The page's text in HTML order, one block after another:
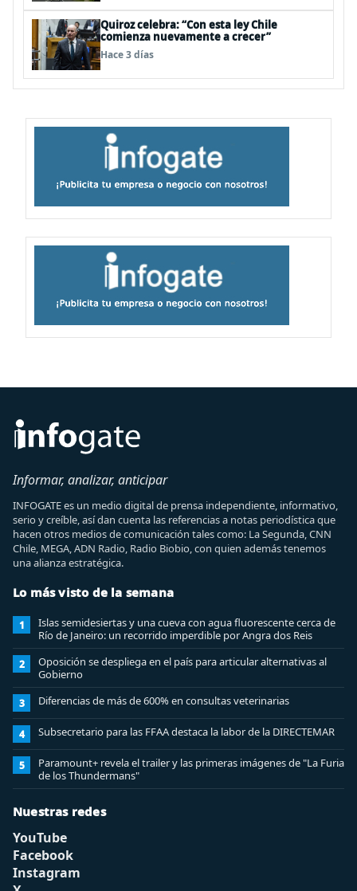
Quiroz celebra: “Con esta ley Chile
comienza nuevamente a crecer”
Hace 3 días
Informar, analizar, anticipar
INFOGATE es un medio digital de prensa independiente, informativo,
serio y creíble, así dan cuenta las referencias a notas periodística que
hacen otros medios de comunicación tales como: La Segunda, CNN
Chile, MEGA, ADN Radio, Radio Biobio, con quien además tenemos
una alianza estratégica.
Lo más visto de la semana
1
Islas semidesiertas y una cueva con agua fluorescente cerca de
Río de Janeiro: un recorrido imperdible por Angra dos Reis
2
Oposición se despliega en el país para articular alternativas al
Gobierno
3 Diferencias de más de 600% en consultas veterinarias
4 Subsecretario para las FFAA destaca la labor de la DIRECTEMAR
5
Paramount+ revela el trailer y las primeras imágenes de "La Furia
de los Thundermans"
Nuestras redes
YouTube
Facebook
Instagram